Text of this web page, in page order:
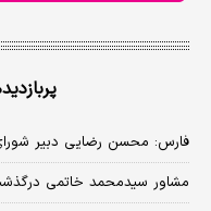
فارس: محسن رضایی دبیر
مشاور سیدمحمد خاتمی